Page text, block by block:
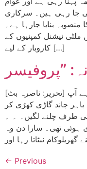
جا رہی ہیں۔ سرکاری
منصوبہ بنایا جارہا ہے۔
ملٹی نیشنل کمپنیوں کے
کاروبار کے لیے […]
[تحریر: ناصرہ بٹ] باجی جی، ادھر آجائیں۔ کہاں جانا ہے آپ
چاند گاڑی کھڑی کر
طرف چلنے لگیں۔ ۔ ۔
ہوئی تھی۔ سارا دن وہ
← Previous